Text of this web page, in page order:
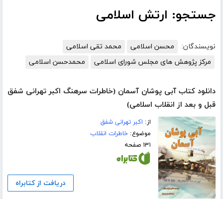
جستجو: ارتش اسلامی
نویسندگان: محسن اسلامی
محمد تقی اسلامی
مرکز پژوهش های مجلس شورای اسلامی
محمدحسن اسلامی
دانلود کتاب آبی پوشان آسمان (خاطرات سرهنگ اکبر تهرانی شفق
قبل و بعد از انقلاب اسلامی)
از: اکبر تهرانی شفق
موضوع:خاطرات انقلاب
۱۳۱ صفحه
دریافت از کتابراه